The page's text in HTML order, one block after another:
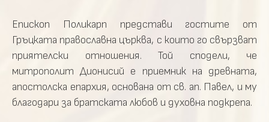
Епископ Поликарп представи гостите от
Гръцката православна църква, с които го свързват
приятелски отношения. Той сподели, че
митрополит Дионисий е приемник на древната,
апостолска епархия, основана от св. ап. Павел, и му
благодари за братската любов и духовна подкрепа.